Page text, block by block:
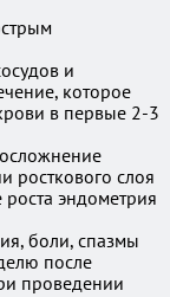
и
которое
в первые 2-3
росткового слоя
роста эндометрия
боли, спазмы
после
проведении